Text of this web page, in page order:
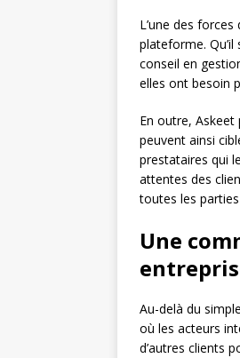
L’une des forces
plateforme.
conseil en
elles ont besoin
En outre,
peuvent ainsi
prestataires qui
attentes des
toutes les
Une
Au-delà du
où les acteurs
d’autres clients